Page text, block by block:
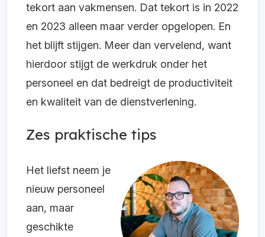
tekort aan vakmensen. Dat tekort is in 2022
en 2023 alleen maar verder opgelopen. En
het blijft stijgen. Meer dan vervelend, want
hierdoor stijgt de werkdruk onder het
personeel en dat bedreigt de productiviteit
en kwaliteit van de dienstverlening.
Zes praktische tips
Het liefst neem je
nieuw personeel
aan, maar
geschikte